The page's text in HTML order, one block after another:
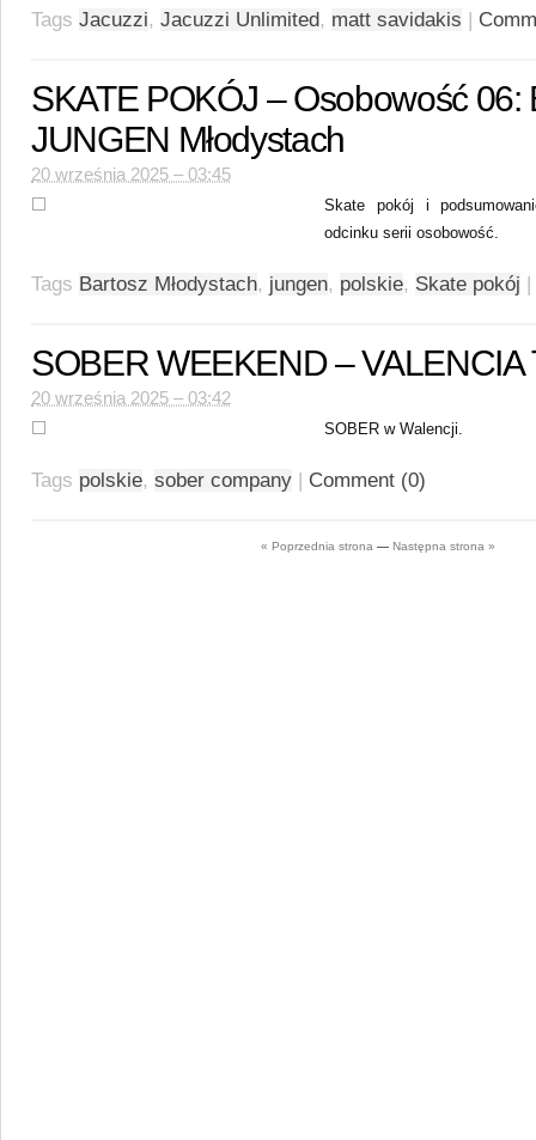
Tags Jacuzzi, Jacuzzi Unlimited, matt savidakis |
SKATE POKÓJ – Osobowość 06:
JUNGEN Młodystach
20 września 2025 – 03:45
Skate pokój i
odcinku serii osobowość.
Tags Bartosz Młodystach, jungen, polskie, Skate pokój |
SOBER WEEKEND – VALENCIA
20 września 2025 – 03:42
SOBER w Walencji.
Tags polskie, sober company | Comment (0)
« Poprzednia strona — Następna strona »